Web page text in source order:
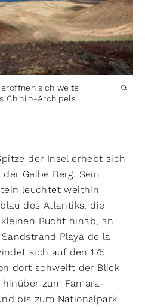
sich weite
Chinijo-Archipels
der Insel erhebt sich
Gelbe Berg. Sein
leuchtet weithin
des Atlantiks, die
Bucht hinab, an
Playa de la
sich auf den 175
dort schweift der Blick
zum Famara-
bis zum Nationalpark